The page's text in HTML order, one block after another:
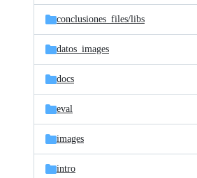
conclusiones_files/libs
datos_images
docs
eval
images
intro